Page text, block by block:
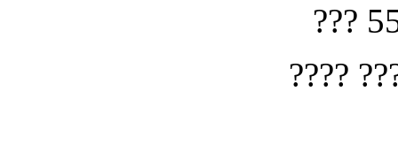
???
????